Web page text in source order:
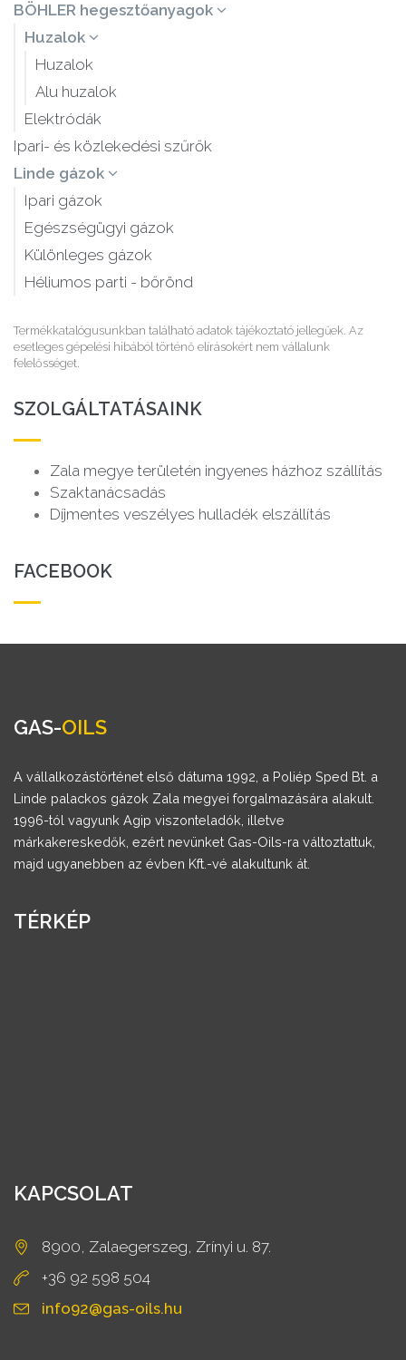
BÖHLER hegesztőanyagok
Huzalok
Huzalok
Alu huzalok
Elektródák
Ipari- és közlekedési szűrők
Linde gázok
Ipari gázok
Egészségügyi gázok
Különleges gázok
Héliumos parti - bőrönd
Termékkatalógusunkban található adatok tájékoztató jellegűek. Az
esetleges gépelési hibából történő elírásokért nem vállalunk
felelősséget.
SZOLGÁLTATÁSAINK
Zala megye területén ingyenes házhoz szállítás
Szaktanácsadás
Díjmentes veszélyes hulladék elszállítás
FACEBOOK
GAS-OILS
A vállalkozástörténet első dátuma 1992, a Poliép Sped Bt. a
Linde palackos gázok Zala megyei forgalmazására alakult.
1996-tól vagyunk Agip viszonteladók, illetve
márkakereskedők, ezért nevünket Gas-Oils-ra változtattuk,
majd ugyanebben az évben Kft.-vé alakultunk át.
TÉRKÉP
KAPCSOLAT
8900, Zalaegerszeg, Zrínyi u. 87.
+36 92 598 504
info92@gas-oils.hu